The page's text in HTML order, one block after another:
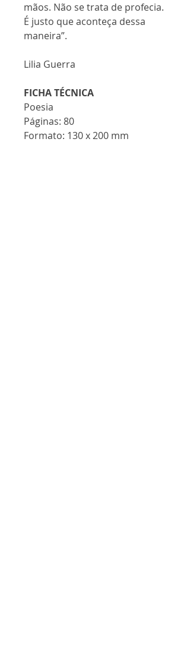
mãos. Não se trata de profecia.
É justo que aconteça dessa
maneira”.
Lilia Guerra
FICHA TÉCNICA
Poesia
Páginas: 80
Formato: 130 x 200 mm